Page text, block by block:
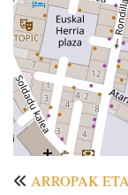
ARROPAK